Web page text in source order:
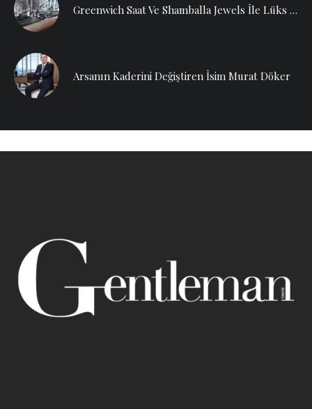
Greenwich Saat Ve Shamballa Jewels İle Lüks Dolu Bir Yeni Yıl Gecesi!
Arsanın Kaderini Değiştiren İsim Murat Döker